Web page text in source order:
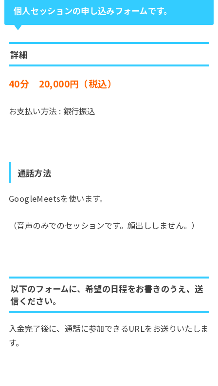
個人セッションの申し込みフォームです。
詳細
40分 20,000円（税込）
お支払い方法 : 銀行振込
通話方法
GoogleMeetsを使います。
（音声のみでのセッションです。顔出ししません。）
以下のフォームに、希望の日程をお書きのうえ、送
信ください。
入金完了後に、通話に参加できるURLをお送りいたしま
す。